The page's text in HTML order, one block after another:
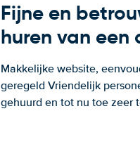
Fijne en
huren van een
Makkelijke website,
geregeld Vriendelijk
gehuurd en tot nu toe zeer